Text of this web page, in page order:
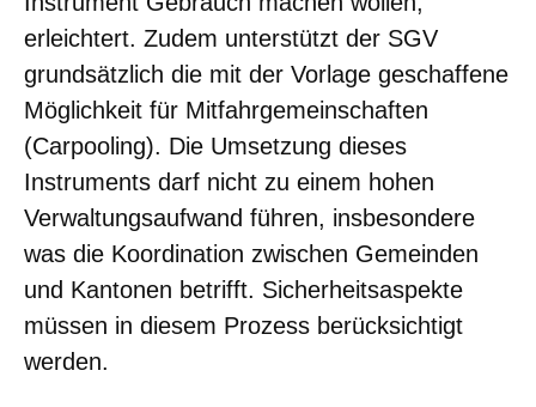
erleichtert. Zudem unterstützt der SGV
grundsätzlich die mit der Vorlage geschaffene
Möglichkeit für Mitfahrgemeinschaften
(Carpooling). Die Umsetzung dieses
Instruments darf nicht zu einem hohen
Verwaltungsaufwand führen, insbesondere
was die Koordination zwischen Gemeinden
und Kantonen betrifft. Sicherheitsaspekte
müssen in diesem Prozess berücksichtigt
werden.